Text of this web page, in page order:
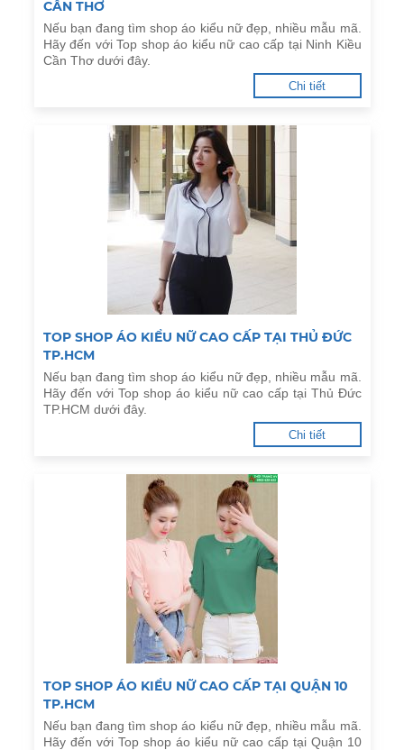
CẦN THƠ
Nếu bạn đang tìm shop áo kiểu nữ đẹp, nhiều mẫu mã.
Hãy đến với Top shop áo kiểu nữ cao cấp tại Ninh Kiều
Cần Thơ dưới đây.
Chi tiết
TOP SHOP ÁO KIỂU NỮ CAO CẤP TẠI THỦ ĐỨC
TP.HCM
Nếu bạn đang tìm shop áo kiểu nữ đẹp, nhiều mẫu mã.
Hãy đến với Top shop áo kiểu nữ cao cấp tại Thủ Đức
TP.HCM dưới đây.
Chi tiết
TOP SHOP ÁO KIỂU NỮ CAO CẤP TẠI QUẬN 10
TP.HCM
Nếu bạn đang tìm shop áo kiểu nữ đẹp, nhiều mẫu mã.
Hãy đến với Top shop áo kiểu nữ cao cấp tại Quận 10